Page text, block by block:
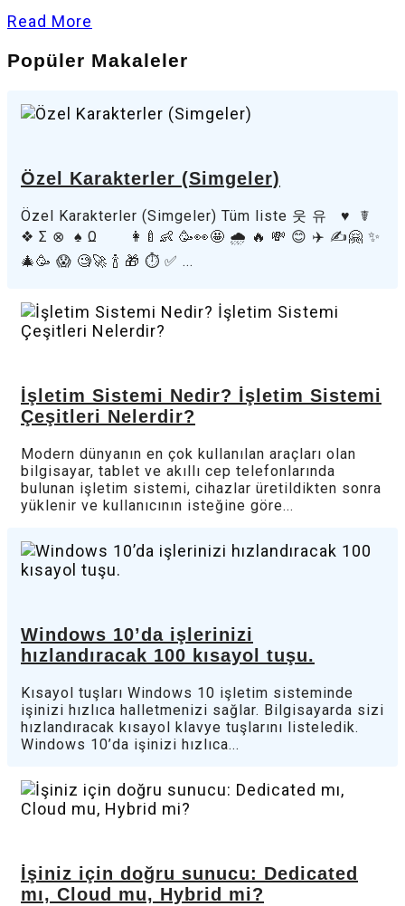
Read More
Popüler Makaleler
Özel Karakterler (Simgeler)
Özel Karakterler (Simgeler) Tüm liste 웃 유 ♥ ☤
❖ Σ ⊗ ♠ Ω 👩‍🍼👶 🥳👀🤩 🌧️ 🔥 💸 😊 ✈️ ✍️🤗 ✨
🎄🥳 😱 🧐🚀 🍾 🎁 ⏱️ ✅ ...
İşletim Sistemi Nedir? İşletim Sistemi
Çeşitleri Nelerdir?
Modern dünyanın en çok kullanılan araçları olan
bilgisayar, tablet ve akıllı cep telefonlarında
bulunan işletim sistemi, cihazlar üretildikten sonra
yüklenir ve kullanıcının isteğine göre...
Windows 10’da işlerinizi
hızlandıracak 100 kısayol tuşu.
Kısayol tuşları Windows 10 işletim sisteminde
işinizi hızlıca halletmenizi sağlar. Bilgisayarda sizi
hızlandıracak kısayol klavye tuşlarını listeledik.
Windows 10’da işinizi hızlıca...
İşiniz için doğru sunucu: Dedicated
mı, Cloud mu, Hybrid mi?